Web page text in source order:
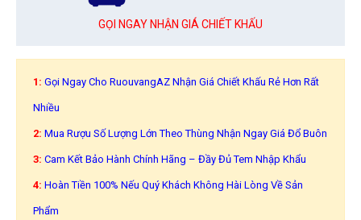
GỌI NGAY NHẬN GIÁ CHIẾT KHẤU
1: Gọi Ngay Cho RuouvangAZ Nhận Giá Chiết Khấu Rẻ Hơn Rất
Nhiều
2: Mua Rượu Số Lượng Lớn Theo Thùng Nhận Ngay Giá Đổ Buôn
3: Cam Kết Bảo Hành Chính Hãng – Đầy Đủ Tem Nhập Khẩu
4: Hoàn Tiền 100% Nếu Quý Khách Không Hài Lòng Về Sản
Phẩm